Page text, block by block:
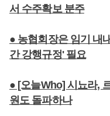
서 수주확보 분주
● 농협회장은 임기 내
간 강행규정' 필요
● [오늘Who] 시뇨라,
원도 돌파하나